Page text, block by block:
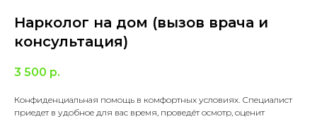
Нарколог на дом (вызов врача и
консультация)
3 500 р.
Конфиденциальная помощь в комфортных условиях. Специалист
приедет в удобное для вас время, проведёт осмотр, оценит